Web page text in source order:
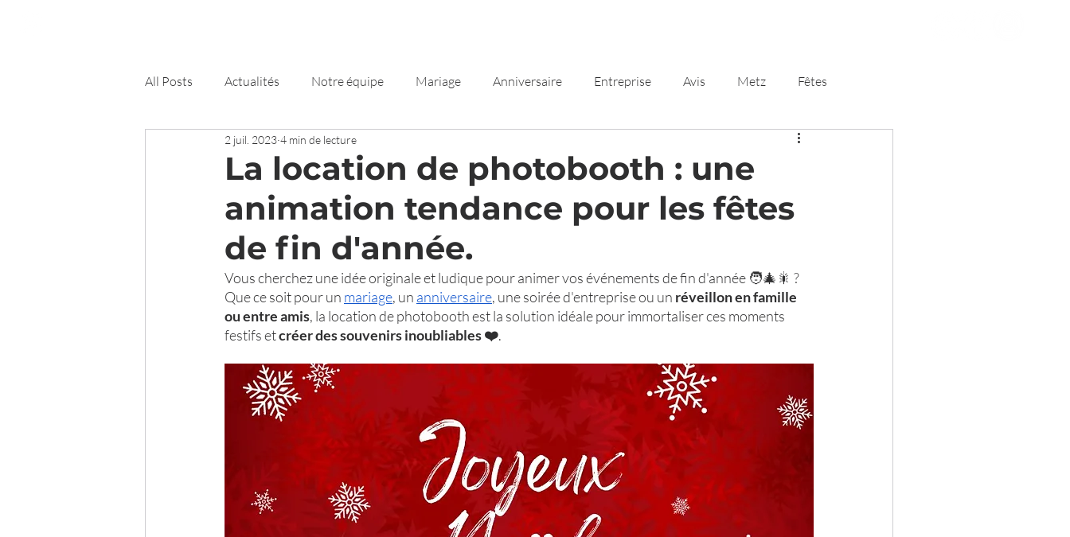
All Posts Actualités Notre équipe Mariage Anniversaire Entreprise Avis Metz Fêtes
Conseils
La location de photobooth : une
animation tendance pour les fêtes
de fin d'année.
2 juil. 2023 4 min de lecture
Vous cherchez une idée originale et ludique pour animer vos événements de fin d'année 🧑‍🎄🎇 ?
Que ce soit pour un mariage, un anniversaire, une soirée d'entreprise ou un réveillon en famille
ou entre amis, la location de photobooth est la solution idéale pour immortaliser ces moments
festifs et créer des souvenirs inoubliables ❤️.